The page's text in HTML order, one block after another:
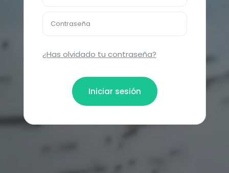
Contraseña
¿Has olvidado tu contraseña?
Iniciar sesión